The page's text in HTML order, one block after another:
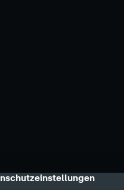
description